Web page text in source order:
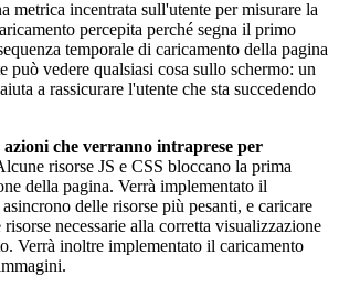
metrica incentrata sull'utente per misurare la
percepita perché segna il primo
temporale di caricamento della pagina
può vedere qualsiasi cosa sullo schermo: un
a rassicurare l'utente che sta succedendo
azioni che verranno intraprese per
risorse JS e CSS bloccano la prima
della pagina. Verrà implementato il
delle risorse più pesanti, e caricare
risorse necessarie alla corretta visualizzazione
Verrà inoltre implementato il caricamento